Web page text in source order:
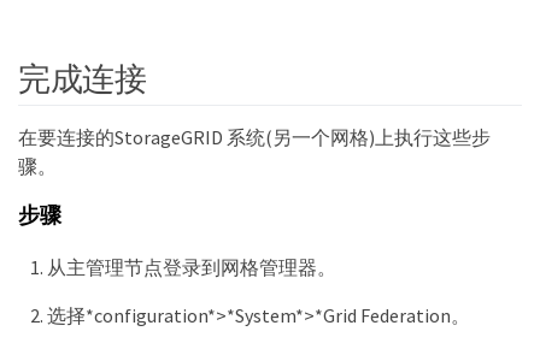
完成连接
在要连接的StorageGRID 系统(另一个网格)上执行这些步
骤。
步骤
从主管理节点登录到网格管理器。
选择*configuration*>*System*>*Grid Federation。